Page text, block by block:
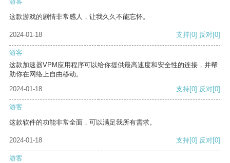
这款游戏的剧情非常感人，让我久久不能忘怀。
2024-01-18 支持[0] 反对[0]
游客
这款加速器VPM应用程序可以给你提供最高速度和安全性的连接，并帮
助你在网络上自由移动。
2024-01-18
支持[0] 反对[0]
游客
这款软件的功能非常全面，可以满足我所有需求。
2024-01-18 支持[0] 反对[0]
游客